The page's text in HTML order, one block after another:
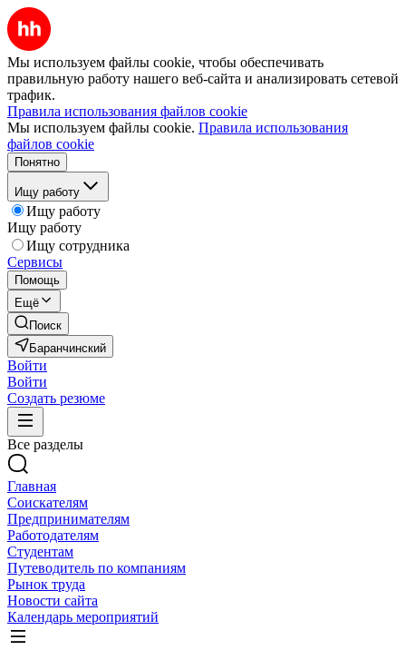
Мы используем файлы cookie, чтобы обеспечивать
правильную работу нашего веб-сайта и анализировать сетевой
трафик.
Правила использования файлов cookie
Мы используем файлы cookie. Правила использования
файлов cookie
Понятно
Ищу работу
Ищу работу
Ищу работу
Ищу сотрудника
Сервисы
Помощь
Ещё
Поиск
Баранчинский
Войти
Войти
Создать резюме
Все разделы
Главная
Соискателям
Предпринимателям
Работодателям
Студентам
Путеводитель по компаниям
Рынок труда
Новости сайта
Календарь мероприятий